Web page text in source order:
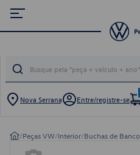
Nova Serrana Entre/registre-se
/Peças VW/Interior/Buchas de Banco